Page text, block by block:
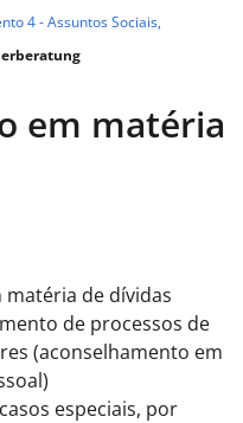
4 - Assuntos Sociais,
em matéria
de dívidas
de processos de
(aconselhamento em
especiais, por